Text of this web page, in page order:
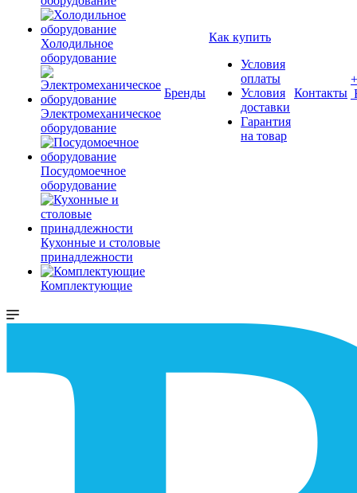
Холодильное
оборудование
Электромеханическое
оборудование
Посудомоечное
оборудование
Кухонные и столовые
принадлежности
Комплектующие
Бренды
Как купить
Условия
оплаты
Условия
доставки
Гарантия
на товар
Контакты
+